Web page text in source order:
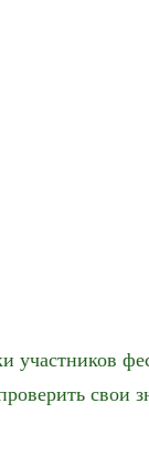
участников
свои